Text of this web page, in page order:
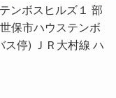
ンボスヒルズ１ 部
保市ハウステンボ
ス停) ＪＲ大村線 ハ